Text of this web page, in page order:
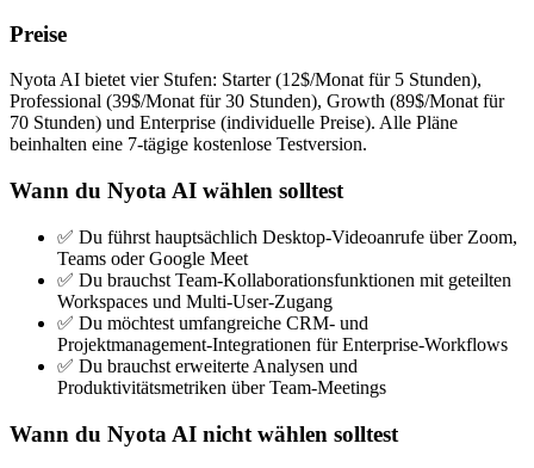
Preise
Nyota AI bietet vier Stufen: Starter (12$/Monat für 5 Stunden),
Professional (39$/Monat für 30 Stunden), Growth (89$/Monat für
70 Stunden) und Enterprise (individuelle Preise). Alle Pläne
beinhalten eine 7-tägige kostenlose Testversion.
Wann du Nyota AI wählen solltest
✅ Du führst hauptsächlich Desktop-Videoanrufe über Zoom,
Teams oder Google Meet
✅ Du brauchst Team-Kollaborationsfunktionen mit geteilten
Workspaces und Multi-User-Zugang
✅ Du möchtest umfangreiche CRM- und
Projektmanagement-Integrationen für Enterprise-Workflows
✅ Du brauchst erweiterte Analysen und
Produktivitätsmetriken über Team-Meetings
Wann du Nyota AI nicht wählen solltest